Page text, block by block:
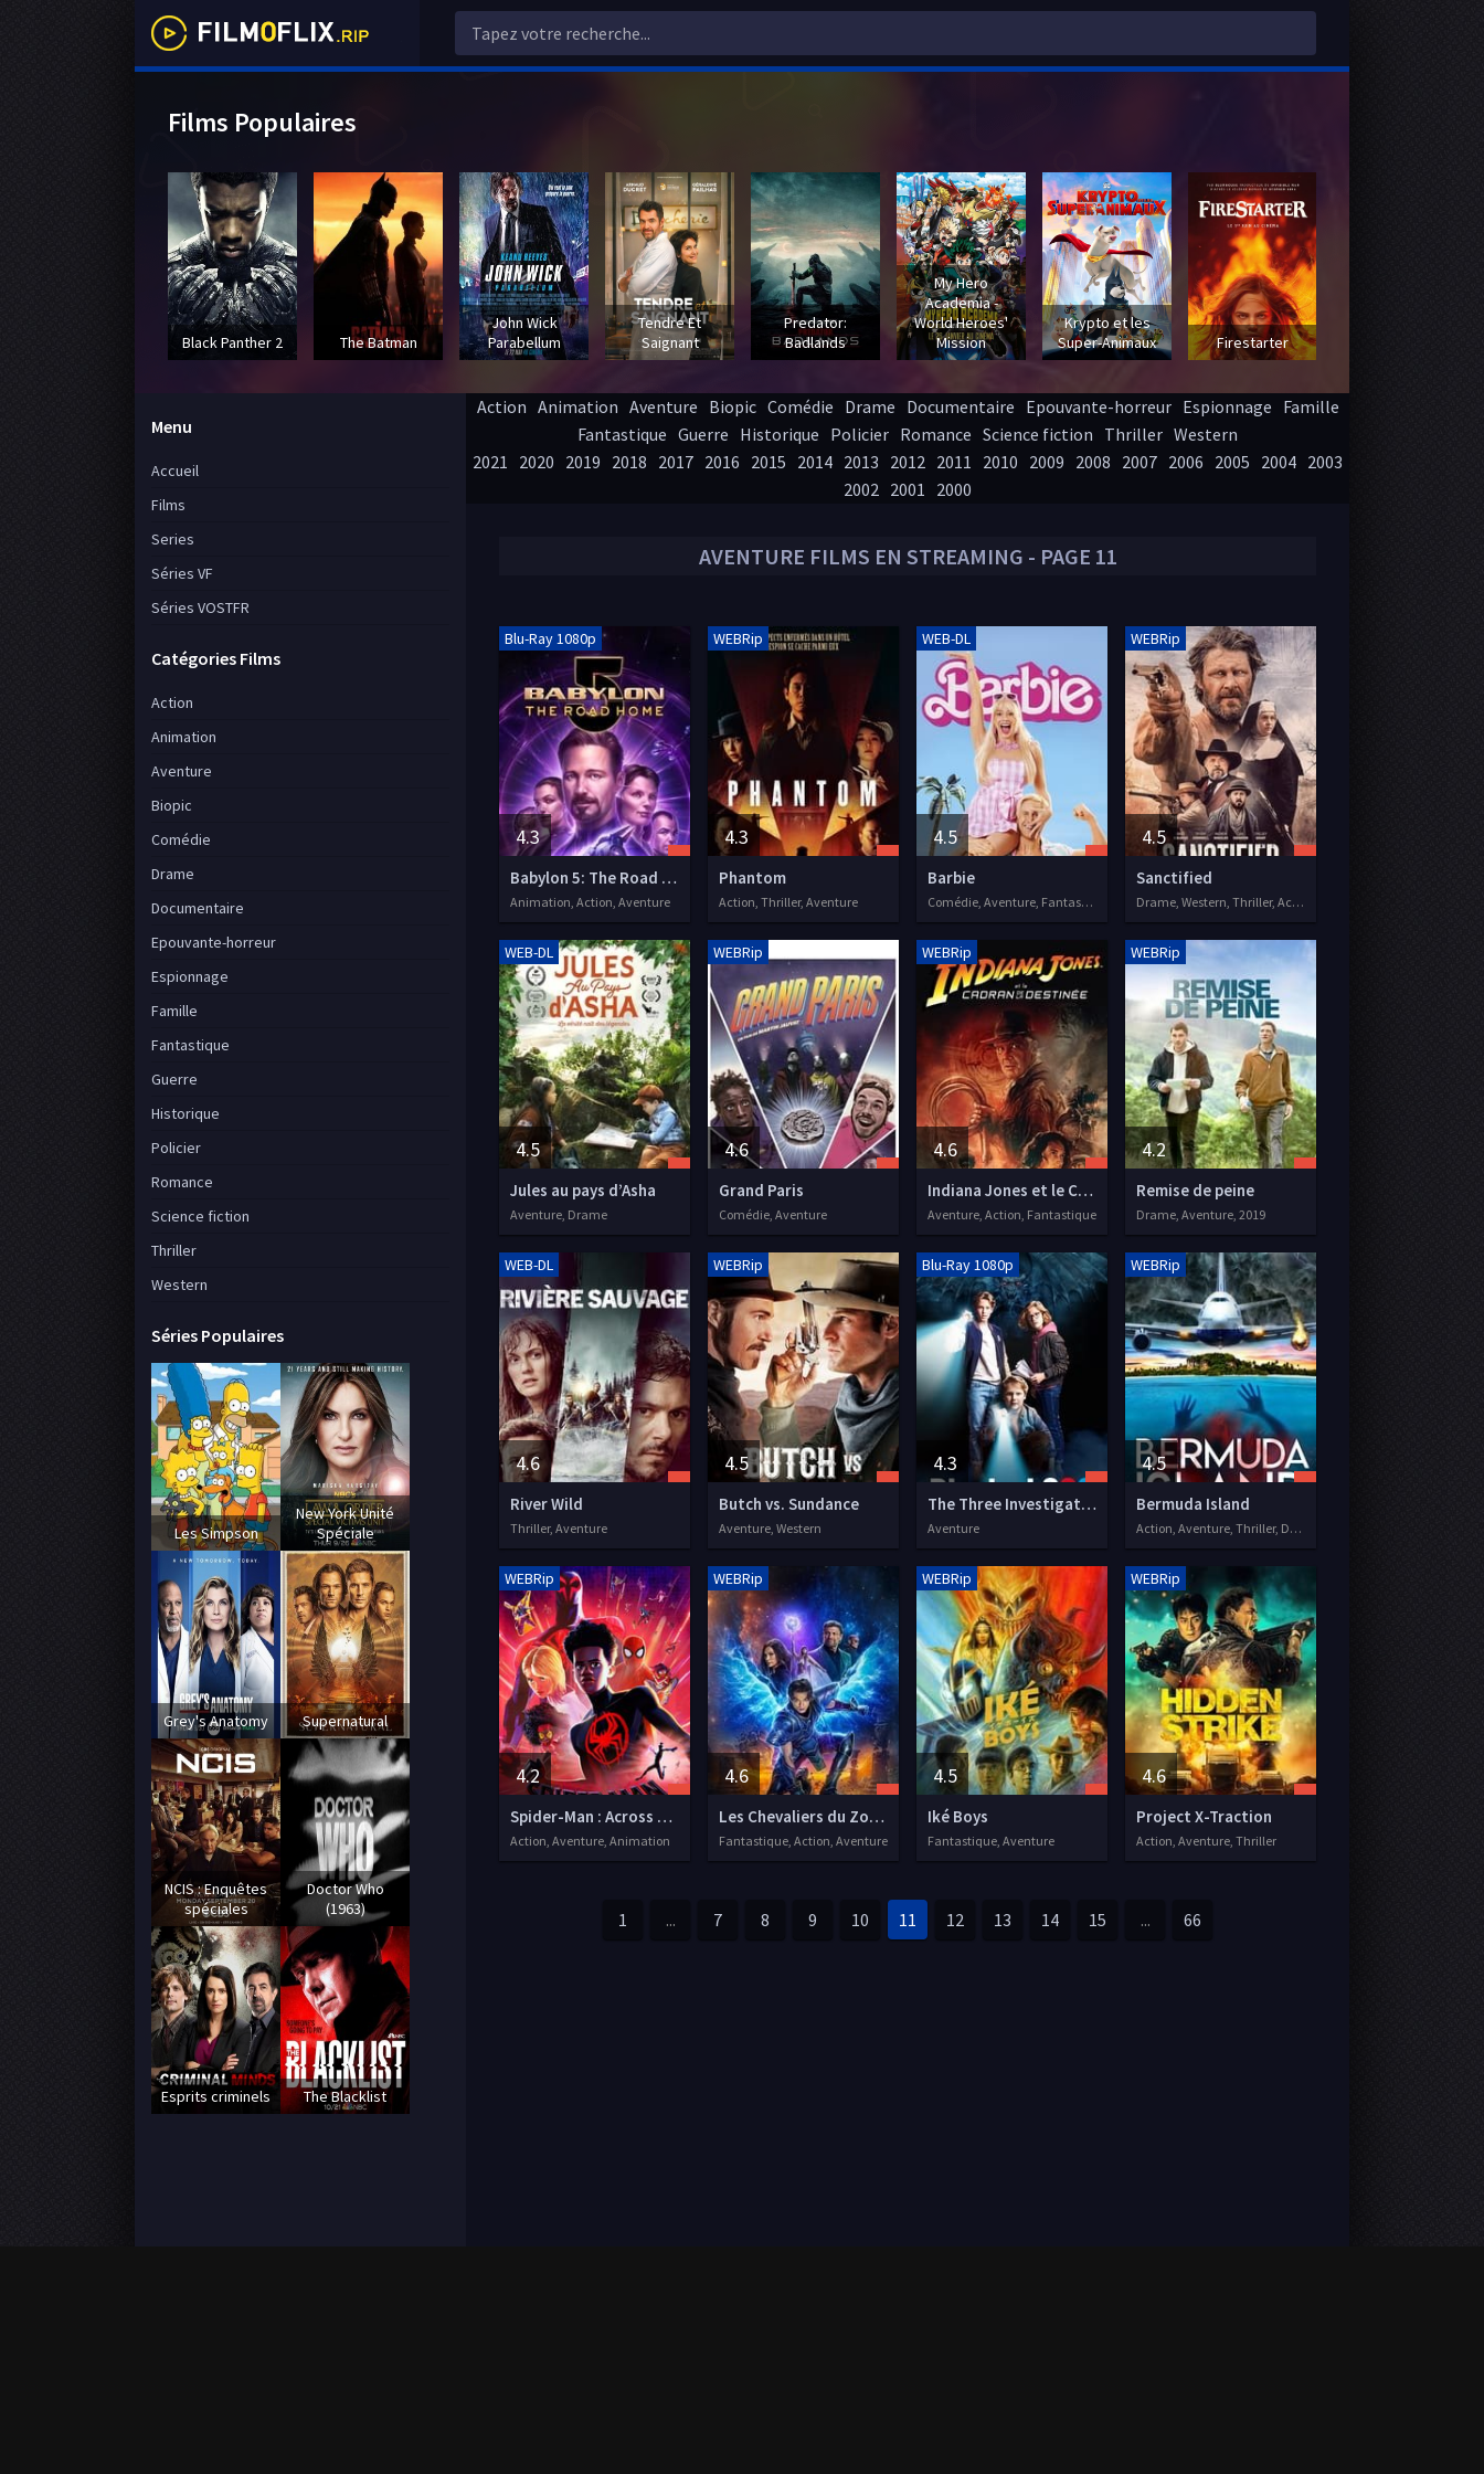
AVENTURE FILMS EN STREAMING - PAGE 11
4.3
Blu-Ray 1080p
Babylon 5: The Road Home
Animation, Action, Aventure
4.3
WEBRip
Phantom
Action, Thriller, Aventure
4.5
WEB-DL
Barbie
Comédie, Aventure, Fantastique
4.5
WEBRip
Sanctified
Drame, Western, Thriller, Action, Aventure
4.5
WEB-DL
Jules au pays d’Asha
Aventure, Drame
4.6
WEBRip
Grand Paris
Comédie, Aventure
4.6
WEBRip
Indiana Jones et le Cadran de la Destinée
Aventure, Action, Fantastique
4.2
WEBRip
Remise de peine
Drame, Aventure, 2019
4.6
WEB-DL
River Wild
Thriller, Aventure
4.5
WEBRip
Butch vs. Sundance
Aventure, Western
4.3
Blu-Ray 1080p
The Three Investigators and The Legacy of the Dragon
Aventure
4.5
WEBRip
Bermuda Island
Action, Aventure, Thriller, Drame
4.2
WEBRip
Spider-Man : Across the Spider-Verse
Action, Aventure, Animation
4.6
WEBRip
Les Chevaliers du Zodiaque
Fantastique, Action, Aventure
4.5
WEBRip
Iké Boys
Fantastique, Aventure
4.6
WEBRip
Project X-Traction
Action, Aventure, Thriller
1 ... 7 8 9 10 11 12 13 14 15 ... 66
Action Animation Aventure Biopic Comédie Drame Documentaire Epouvante-horreur Espionnage Famille
Fantastique Guerre Historique Policier Romance Science fiction Thriller Western
2021 2020 2019 2018 2017 2016 2015 2014 2013 2012 2011 2010 2009 2008 2007 2006 2005 2004 2003
2002 2001 2000
Menu
Accueil
Films
Series
Séries VF
Séries VOSTFR
Catégories Films
Action
Animation
Aventure
Biopic
Comédie
Drame
Documentaire
Epouvante-horreur
Espionnage
Famille
Fantastique
Guerre
Historique
Policier
Romance
Science fiction
Thriller
Western
Séries Populaires
Les Simpson
New York Unité
Spéciale
Grey's Anatomy Supernatural
NCIS : Enquêtes
spéciales
Doctor Who
(1963)
Esprits criminels The Blacklist
Films Populaires
Black Panther 2 The Batman
John Wick
Parabellum
Tendre Et
Saignant
Predator:
Badlands
My Hero
Academia -
World Heroes'
Mission
Krypto et les
Super-Animaux
Firestarter